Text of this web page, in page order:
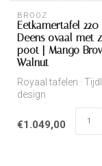
BROOZ
Eetkamertafel 220
Deens ovaal met
poot | Mango
Walnut
Royaal tafelen ·
design
€1.049,00